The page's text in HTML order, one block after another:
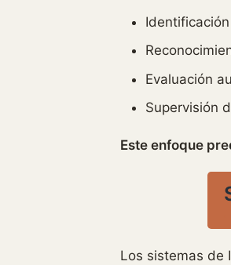
Evaluación
Supervisión
Este enfoque
Los sistemas de